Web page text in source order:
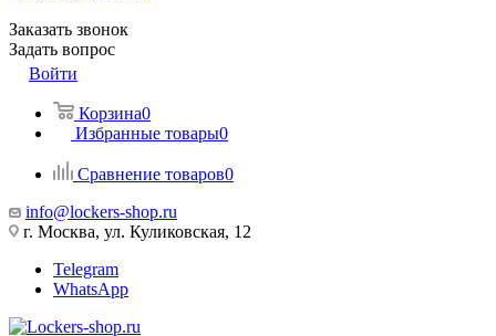
Заказать звонок
Задать вопрос
Войти
Корзина0
Избранные товары0
Сравнение товаров0
info@lockers-shop.ru
г. Москва, ул. Куликовская, 12
Telegram
WhatsApp